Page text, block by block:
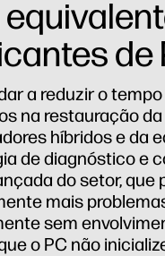
de
a reduzir o
na restauração
híbridos e da
de diagnóstico e
do setor, que
mais
sem
o PC não